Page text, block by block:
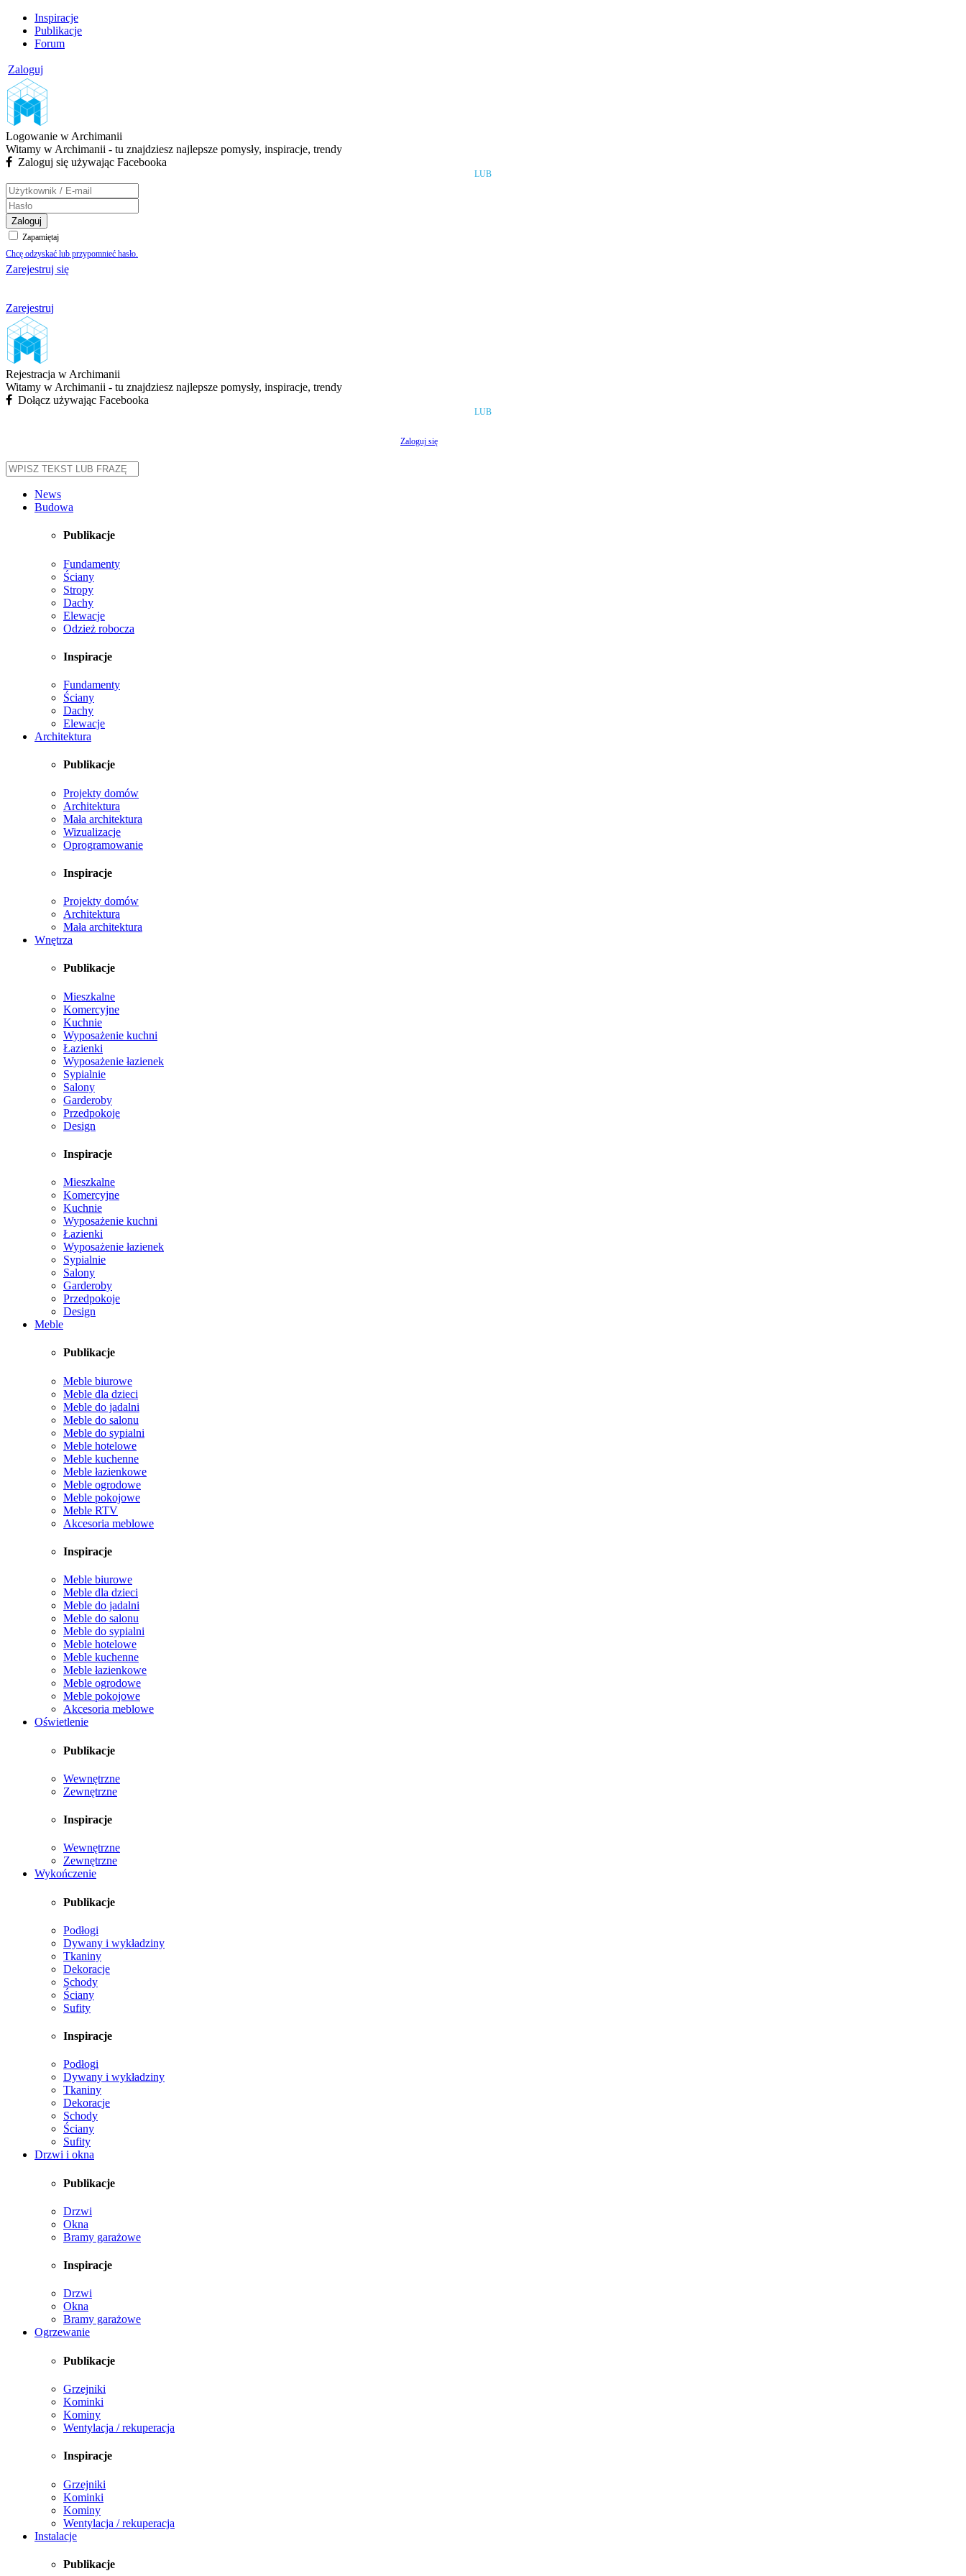
Inspiracje
Publikacje
Forum
Zaloguj
Logowanie w Archimanii
Witamy w Archimanii - tu znajdziesz najlepsze pomysły, inspiracje, trendy
Zaloguj się używając Facebooka
LUB
Zaloguj
Zapamiętaj
Chcę odzyskać lub przypomnieć hasło.
Zarejestruj się
Zarejestruj
Rejestracja w Archimanii
Witamy w Archimanii - tu znajdziesz najlepsze pomysły, inspiracje, trendy
Dołącz używając Facebooka
LUB
Zaloguj się
News
Budowa
Publikacje
Fundamenty
Ściany
Stropy
Dachy
Elewacje
Odzież robocza
Inspiracje
Fundamenty
Ściany
Dachy
Elewacje
Architektura
Publikacje
Projekty domów
Architektura
Mała architektura
Wizualizacje
Oprogramowanie
Inspiracje
Projekty domów
Architektura
Mała architektura
Wnętrza
Publikacje
Mieszkalne
Komercyjne
Kuchnie
Wyposażenie kuchni
Łazienki
Wyposażenie łazienek
Sypialnie
Salony
Garderoby
Przedpokoje
Design
Inspiracje
Mieszkalne
Komercyjne
Kuchnie
Wyposażenie kuchni
Łazienki
Wyposażenie łazienek
Sypialnie
Salony
Garderoby
Przedpokoje
Design
Meble
Publikacje
Meble biurowe
Meble dla dzieci
Meble do jadalni
Meble do salonu
Meble do sypialni
Meble hotelowe
Meble kuchenne
Meble łazienkowe
Meble ogrodowe
Meble pokojowe
Meble RTV
Akcesoria meblowe
Inspiracje
Meble biurowe
Meble dla dzieci
Meble do jadalni
Meble do salonu
Meble do sypialni
Meble hotelowe
Meble kuchenne
Meble łazienkowe
Meble ogrodowe
Meble pokojowe
Akcesoria meblowe
Oświetlenie
Publikacje
Wewnętrzne
Zewnętrzne
Inspiracje
Wewnętrzne
Zewnętrzne
Wykończenie
Publikacje
Podłogi
Dywany i wykładziny
Tkaniny
Dekoracje
Schody
Ściany
Sufity
Inspiracje
Podłogi
Dywany i wykładziny
Tkaniny
Dekoracje
Schody
Ściany
Sufity
Drzwi i okna
Publikacje
Drzwi
Okna
Bramy garażowe
Inspiracje
Drzwi
Okna
Bramy garażowe
Ogrzewanie
Publikacje
Grzejniki
Kominki
Kominy
Wentylacja / rekuperacja
Inspiracje
Grzejniki
Kominki
Kominy
Wentylacja / rekuperacja
Instalacje
Publikacje